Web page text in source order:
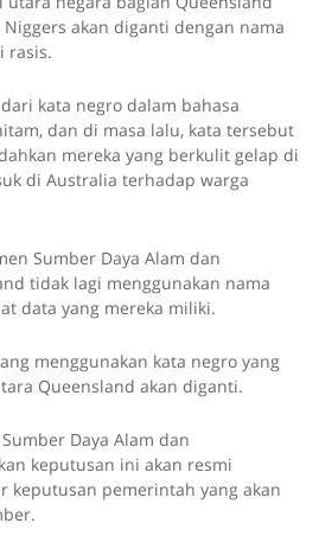
akan diganti dengan nama
rasis.
kata negro dalam bahasa
dan di masa lalu, kata tersebut
mereka yang berkulit gelap di
di Australia terhadap warga
Sumber Daya Alam dan
tidak lagi menggunakan nama
data yang mereka miliki.
menggunakan kata negro yang
Queensland akan diganti.
Daya Alam dan
keputusan ini akan resmi
keputusan pemerintah yang akan